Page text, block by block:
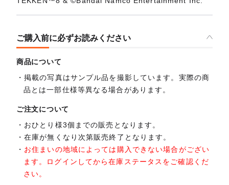
ご購入前に必ずお読みください
商品について
掲載の写真はサンプル品を撮影しています。実際の商
品とは一部仕様等異なる場合があります。
ご注文について
おひとり様3個までの販売となります。
在庫が無くなり次第販売終了となります。
お住まいの地域によっては購入できない場合がござい
ます。ログインしてから在庫ステータスをご確認くだ
さい。